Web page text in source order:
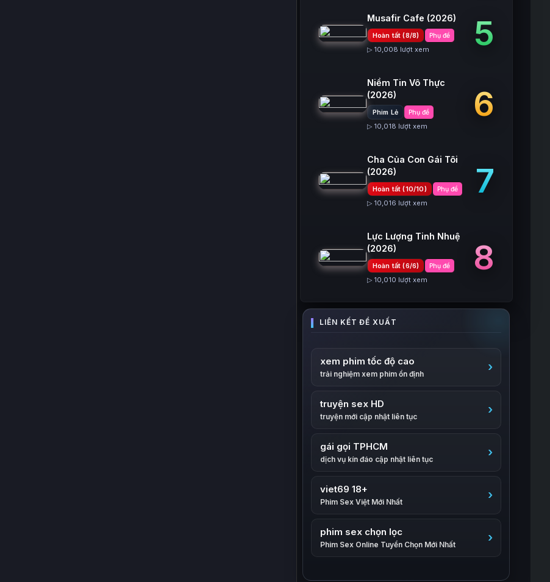
Musafir Cafe (2026)
Hoàn tất (8/8) Phụ đề
▷ 10,008 lượt xem 5
Niềm Tin Vô Thực
(2026)
Phim Lẻ Phụ đề
▷ 10,018 lượt xem
6
Cha Của Con Gái Tôi
(2026)
Hoàn tất (10/10) Phụ đề
▷ 10,016 lượt xem
7
Lực Lượng Tinh Nhuệ
(2026)
Hoàn tất (6/6) Phụ đề
▷ 10,010 lượt xem
8
xem phim tốc độ cao
trải nghiệm xem phim ổn định
truyện sex HD
truyện mới cập nhật liên tục
gái gọi TPHCM
dịch vụ kín đáo cập nhật liên tục
viet69 18+
Phim Sex Việt Mới Nhất
phim sex chọn lọc
Phim Sex Online Tuyển Chọn Mới Nhất